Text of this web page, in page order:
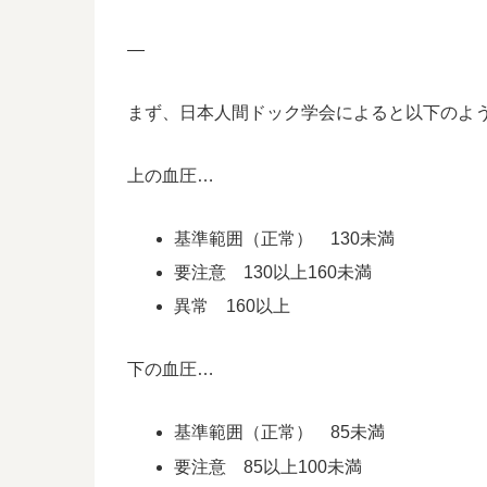
—
まず、日本人間ドック学会によると以下のよ
上の血圧…
基準範囲（正常） 130未満
要注意 130以上160未満
異常 160以上
下の血圧…
基準範囲（正常） 85未満
要注意 85以上100未満